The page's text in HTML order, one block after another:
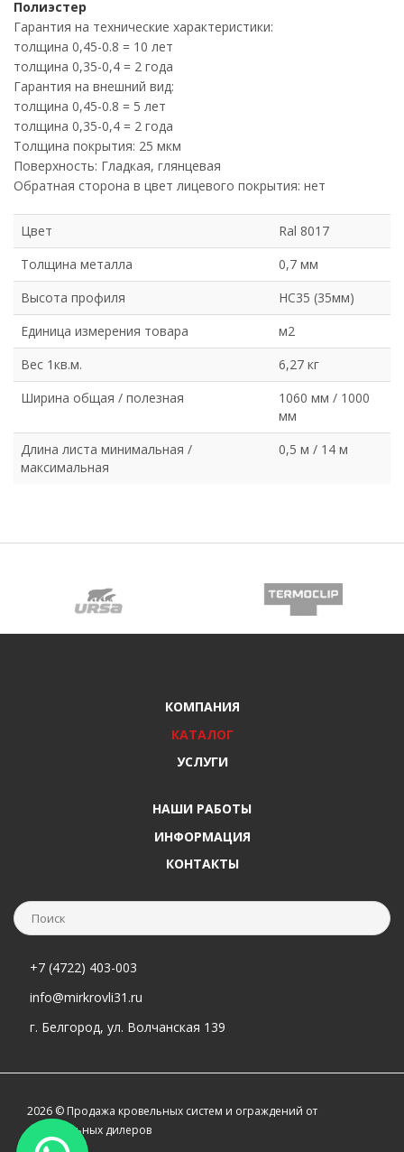
Полиэстер
Гарантия на технические характеристики:
толщина 0,45-0.8 = 10 лет
толщина 0,35-0,4 = 2 года
Гарантия на внешний вид:
толщина 0,45-0.8 = 5 лет
толщина 0,35-0,4 = 2 года
Толщина покрытия: 25 мкм
Поверхность: Гладкая, глянцевая
Обратная сторона в цвет лицевого покрытия: нет
Цвет
Ral 8017
Толщина металла
0,7 мм
Высота профиля
НС35 (35мм)
Единица измерения товара
м2
Вес 1кв.м.
6,27 кг
Ширина общая / полезная
1060 мм / 1000
мм
Длина листа минимальная /
максимальная
0,5 м / 14 м
КОМПАНИЯ
КАТАЛОГ
УСЛУГИ
НАШИ РАБОТЫ
ИНФОРМАЦИЯ
КОНТАКТЫ
+7 (4722) 403-003
info@mirkrovli31.ru
г. Белгород, ул. Волчанская 139
2026 © Продажа кровельных систем и ограждений от
официальных дилеров